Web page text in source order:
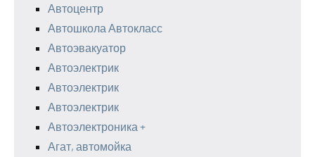
Автоцентр
Автошкола Автокласс
Автоэвакуатор
Автоэлектрик
Автоэлектрик
Автоэлектрик
Автоэлектроника +
Агат, автомойка